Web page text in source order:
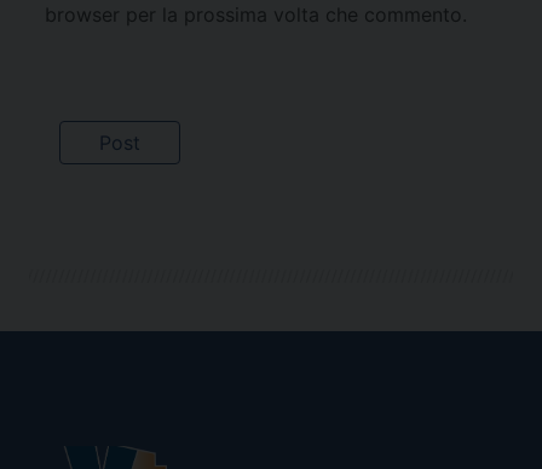
browser per la prossima volta che commento.